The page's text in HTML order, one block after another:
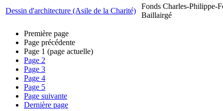
Dessin d'architecture (Asile de la Charité)
Fonds Charles-Philippe-
Baillairgé
Première page
Page précédente
Page 1 (page actuelle)
Page 2
Page 3
Page 4
Page 5
Page suivante
Dernière page